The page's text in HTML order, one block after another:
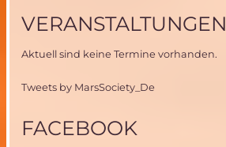
VERANSTALTUNGEN
Aktuell sind keine Termine vorhanden.
Tweets by MarsSociety_De
FACEBOOK